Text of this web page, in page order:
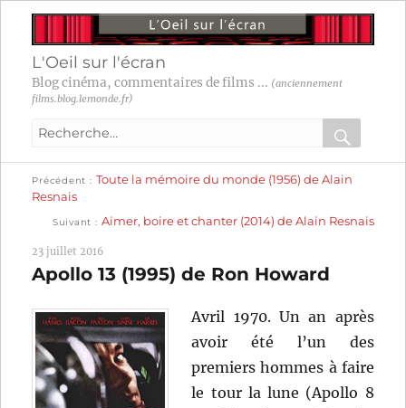
L'Oeil sur l'écran
Blog cinéma, commentaires de films ... (anciennement
films.blog.lemonde.fr)
Recherche
:
OK
Navigation
de
l’article
Précédent
précédente :
Toute la mémoire du monde (1956) de Alain
Resnais
Suivant
suivante :
Aimer, boire et chanter (2014) de Alain Resnais
23 juillet 2016
Apollo 13 (1995) de Ron Howard
Avril 1970. Un an après
avoir été l’un des
premiers hommes à faire
le tour la lune (Apollo 8